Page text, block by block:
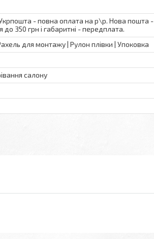
Укрпошта - повна оплата на р\р. Нова пошта -
до 350 грн і габаритні - передплата.
для монтажу | Рулон плівки | Упоковка
салону